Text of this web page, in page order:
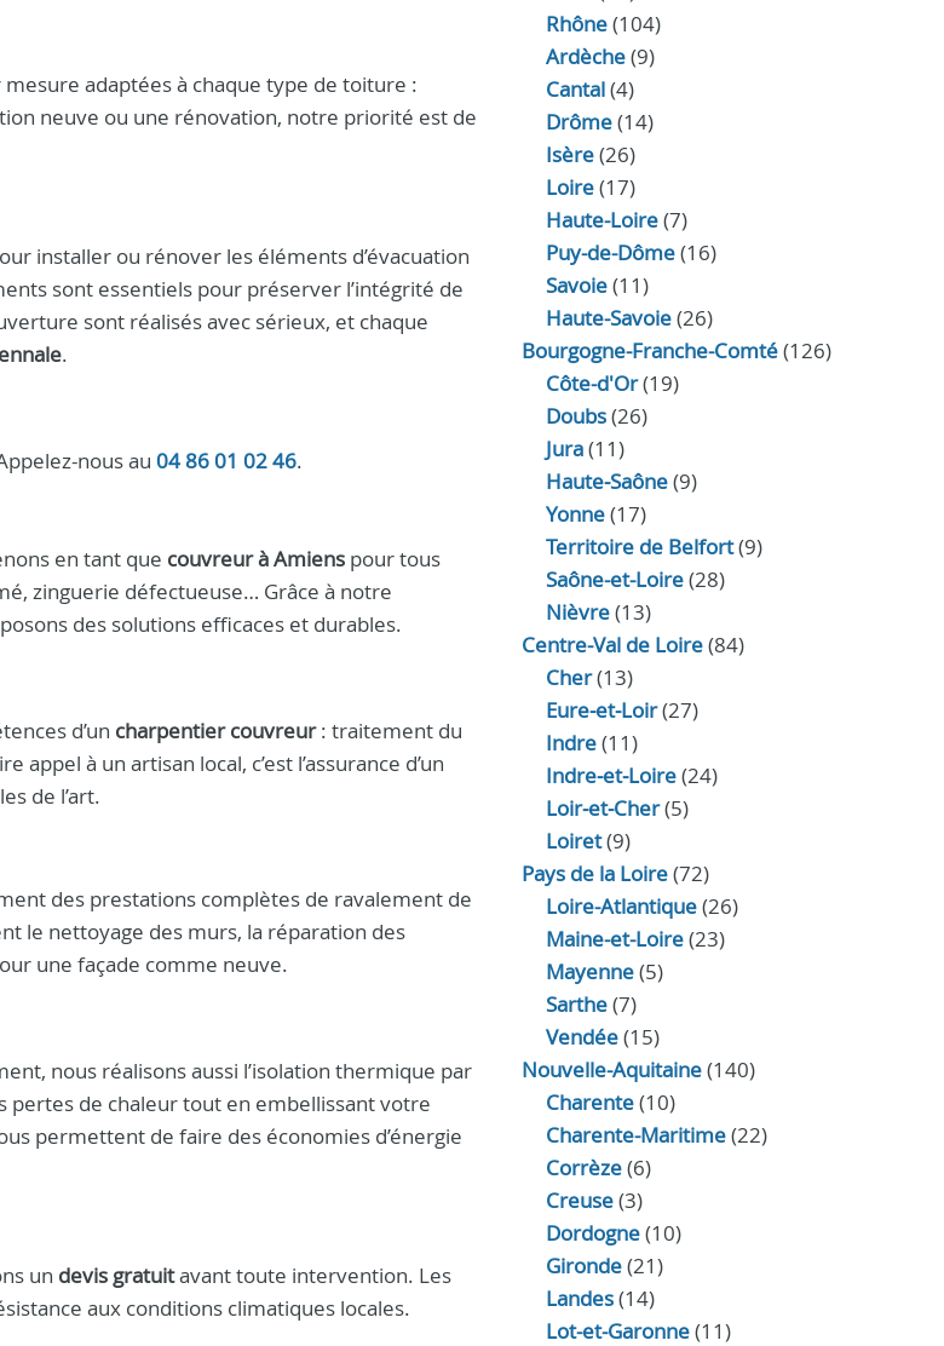
adaptées à chaque type de toiture :
neuve ou une rénovation, notre priorité est de
installer ou rénover les éléments d’évacuation
sont essentiels pour préserver l’intégrité de
sont réalisés avec sérieux, et chaque
.
nous au 04 86 01 02 46.
en tant que couvreur à Amiens pour tous
zinguerie défectueuse… Grâce à notre
des solutions efficaces et durables.
d’un charpentier couvreur: traitement du
à un artisan local, c’est l’assurance d’un
de l’art.
des prestations complètes de ravalement de
le nettoyage des murs, la réparation des
une façade comme neuve.
nous réalisons aussi l’isolation thermique par
pertes de chaleur tout en embellissant votre
permettent de faire des économies d’énergie
un devis gratuitavant toute intervention. Les
aux conditions climatiques locales.
Rhône(104)
Ardèche(9)
Cantal(4)
Drôme(14)
Isère(26)
Loire(17)
Haute-Loire(7)
Puy-de-Dôme(16)
Savoie(11)
Haute-Savoie(26)
Bourgogne-Franche-Comté(126)
Côte-d'Or(19)
Doubs(26)
Jura(11)
Haute‑Saône(9)
Yonne(17)
Territoire de Belfort(9)
Saône-et-Loire(28)
Nièvre(13)
Centre-Val de Loire(84)
Cher(13)
Eure‑et‑Loir(27)
Indre(11)
Indre‑et‑Loire(24)
Loir‑et‑Cher(5)
Loiret(9)
Pays de la Loire(72)
Loire-Atlantique(26)
Maine-et-Loire(23)
Mayenne(5)
Sarthe(7)
Vendée(15)
Nouvelle-Aquitaine(140)
Charente(10)
Charente-Maritime(22)
Corrèze(6)
Creuse(3)
Dordogne(10)
Gironde(21)
Landes(14)
Lot-et-Garonne(11)